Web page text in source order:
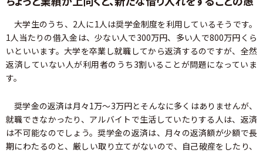
大学生のうち、2人に1人は奨学金制度を利用しているそうです。
1人当たりの借入金は、少ない人で300万円、多い人で800万円くら
いといいます。大学を卒業し就職してから返済するのですが、全然
返済していない人が利用者のうち3割いることが問題になっていま
す。
奨学金の返済は月々1万～3万円とそんなに多くはありませんが、
就職できなかったり、アルバイトで生活していたりする人は、返済
は不可能なのでしょう。奨学金の返済は、月々の返済額が少額で長
期にわたるのと、厳しい取り立てがないので、自己破産をしたり、